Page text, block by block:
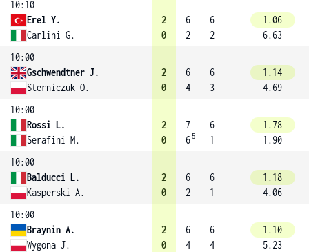
10:10
Erel Y.
Carlini G.
2
0
6
2
6
2
1.06
6.63
10:00
Gschwendtner J.
Sterniczuk O.
2
0
6
4
6
3
1.14
4.69
10:00
Rossi L.
Serafini M.
2
0
7
6 5
6
1
1.78
1.90
10:00
Balducci L.
Kasperski A.
2
0
6
2
6
1
1.18
4.06
10:00
Braynin A.
Wygona J.
2
0
6
4
6
4
1.10
5.23